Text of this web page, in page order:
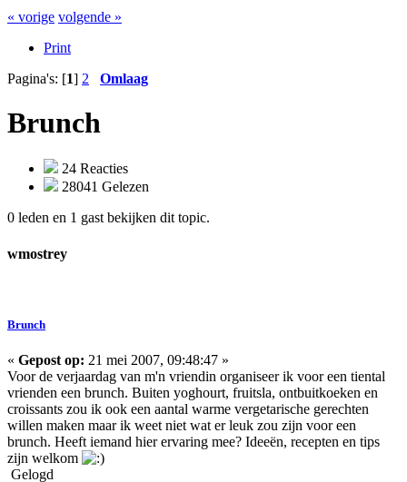
« vorige volgende »
Print
Pagina's: [1] 2 Omlaag
Brunch
24 Reacties
28041 Gelezen
0 leden en 1 gast bekijken dit topic.
wmostrey
Brunch
« Gepost op: 21 mei 2007, 09:48:47 »
Voor de verjaardag van m'n vriendin organiseer ik voor een tiental
vrienden een brunch. Buiten yoghourt, fruitsla, ontbuitkoeken en
croissants zou ik ook een aantal warme vergetarische gerechten
willen maken maar ik weet niet wat er leuk zou zijn voor een
brunch. Heeft iemand hier ervaring mee? Ideeën, recepten en tips
zijn welkom
Gelogd